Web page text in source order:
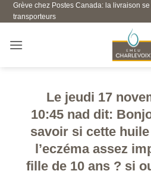
Skip
to
Grève chez Postes Canada: la livraison
transporteurs
Le jeudi 17
10:45 nad dit:
savoir si cette
l’eczéma assez
fille de 10 ans ? si